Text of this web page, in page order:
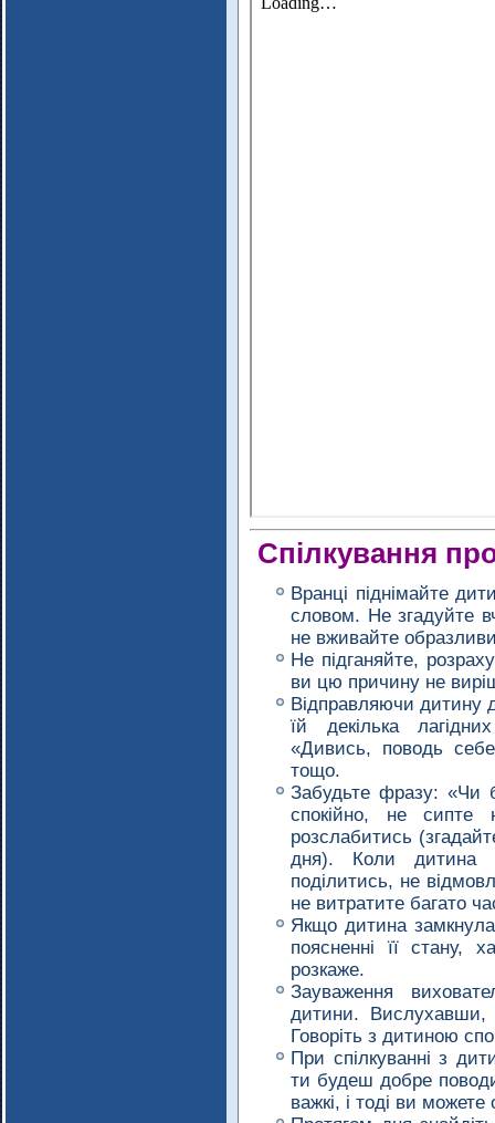
Спілкування
Вранці піднімайте
словом. Не згадуйте
не вживайте
Не підганяйте,
ви цю причину не
Відправляючи дитину
їй декілька
«Дивись, поводь
тощо.
Забудьте фразу: «Чи
спокійно, не сипте
розслабитись
дня). Коли дитина
поділитись, не
не витратите багато
Якщо дитина
поясненні її стану,
розкаже.
Зауваження
дитини. Вислухавши,
Говоріть з дитиною
При спілкуванні з
ти будеш добре
важкі, і тоді ви